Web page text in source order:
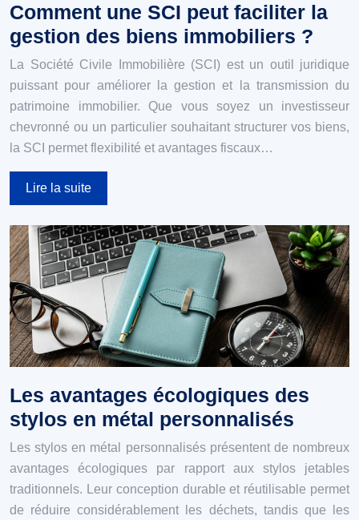
Comment une SCI peut faciliter la
gestion des biens immobiliers ?
La Société Civile Immobilière (SCI) est un outil juridique
puissant pour améliorer la gestion et la transmission du
patrimoine immobilier. Que vous soyez un investisseur
chevronné ou un particulier souhaitant structurer vos biens,
la SCI permet flexibilité et avantages fiscaux…
Lire la suite
Les avantages écologiques des
stylos en métal personnalisés
Les stylos en métal personnalisés présentent de nombreux
avantages écologiques par rapport aux stylos jetables
traditionnels. Leur conception durable et réutilisable permet
de réduire considérablement les déchets, tandis que les